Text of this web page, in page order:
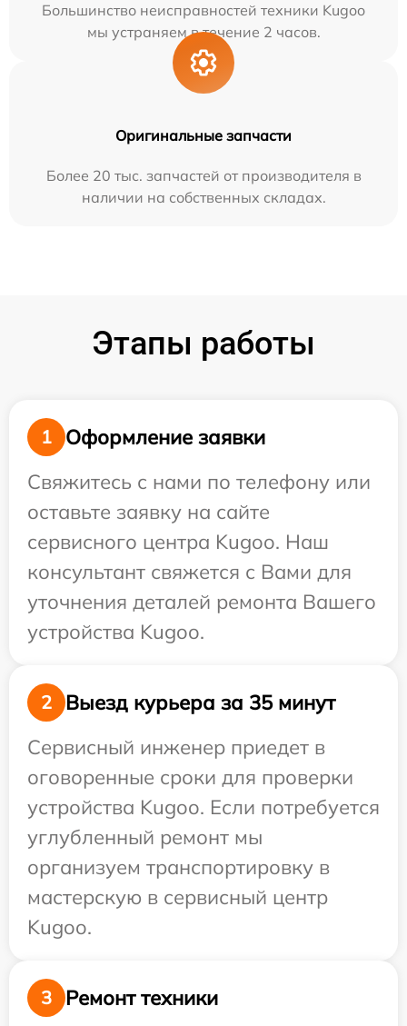
Большинство неисправностей техники Kugoo
мы устраняем в течение 2 часов.
Оригинальные запчасти
Более 20 тыс. запчастей от производителя в
наличии на собственных складах.
Этапы работы
1
Оформление заявки
Свяжитесь с нами по телефону или
оставьте заявку на сайте
сервисного центра Kugoo. Наш
консультант свяжется с Вами для
уточнения деталей ремонта Вашего
устройства Kugoo.
2
Выезд курьера за 35 минут
Сервисный инженер приедет в
оговоренные сроки для проверки
устройства Kugoo. Если потребуется
углубленный ремонт мы
организуем транспортировку в
мастерскую в сервисный центр
Kugoo.
3 Ремонт техники